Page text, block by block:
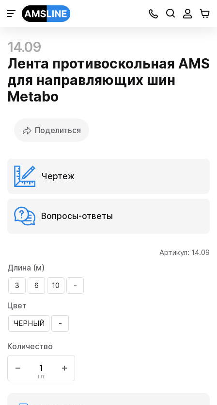
14.09
Лента противоскольная AMS
для направляющих шин
Metabo
Поделиться
Чертеж
Вопросы-ответы
Артикул: 14.09
Длина (м)
3 6 10 -
Цвет
ЧЕРНЫЙ -
Количество
шт